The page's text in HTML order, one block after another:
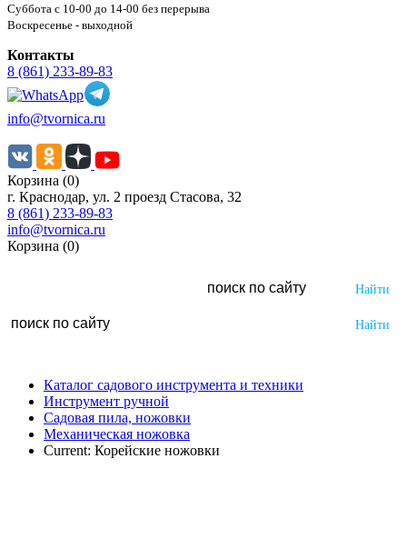
Суббота с 10-00 до 14-00 без перерыва
Воскресенье - выходной
Контакты
8 (861) 233-89-83
info@tvornica.ru
Корзина (0)
г. Краснодар, ул. 2 проезд Стасова, 32
8 (861) 233-89-83
info@tvornica.ru
Корзина (0)
Каталог садового инструмента и техники
Инструмент ручной
Садовая пила, ножовки
Механическая ножовка
Current: Корейские ножовки